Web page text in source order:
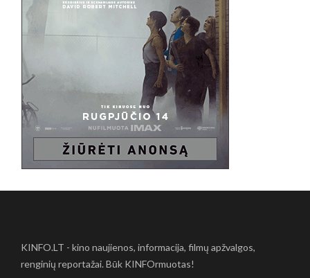
KINFO.LT - kino naujienos, informacija, filmų apžvalgos,
renginių reportažai. Būk KINFOrmuotas!